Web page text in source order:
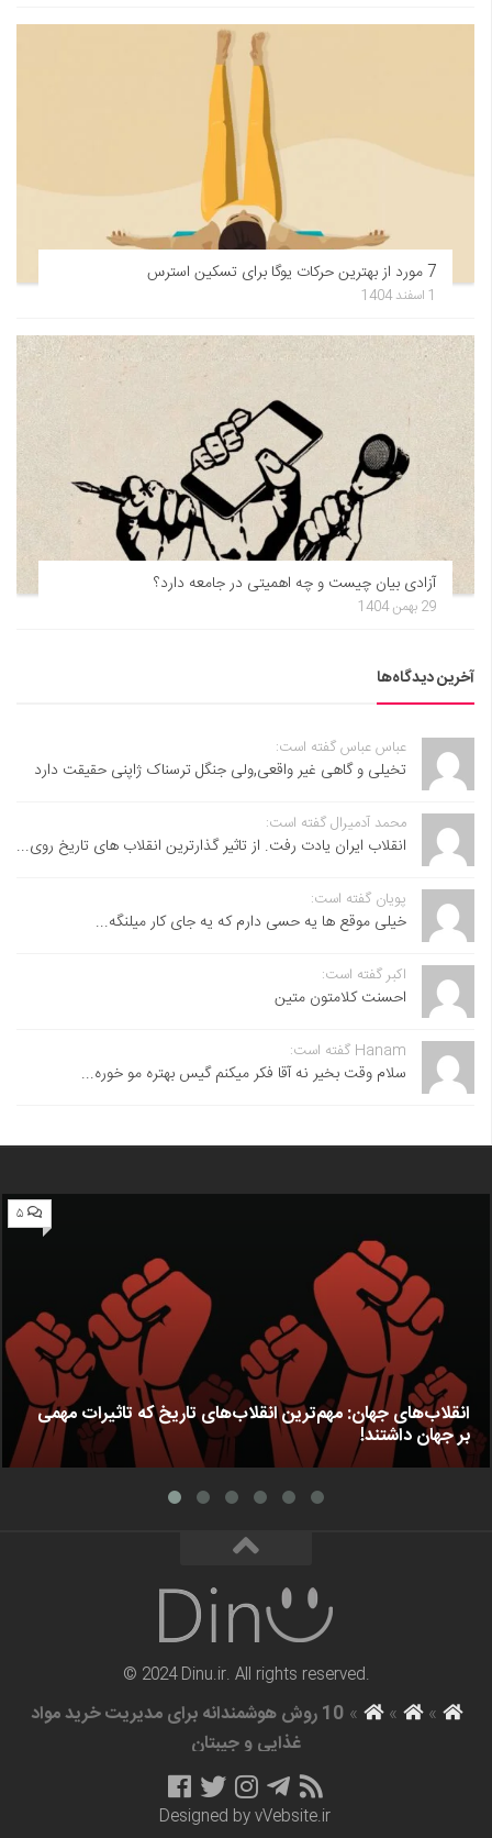
7 مورد از بهترین حرکات یوگا برای تسکین استرس
1 اسفند 1404
آزادی بیان چیست و چه اهمیتی در جامعه دارد؟
29 بهمن 1404
آخرین دیدگاه‌ها
عباس عباس گفته است:
تخیلی و گاهی غیر واقعی,ولی جنگل ترسناک ژاپنی حقیقت دارد
محمد آدمیرال گفته است:
انقلاب ایران یادت رفت. از تاثیر گذارترین انقلاب های تاریخ روی...
پویان گفته است:
خیلی موقع ها یه حسی دارم که یه جای کار میلنگه...
اکبر گفته است:
احسنت ‌کلامتون متین
Hanam گفته است:
سلام وقت بخیر نه آقا فکر میکنم گیس بهتره مو خوره...
۵
انقلاب‌های جهان: مهم‌ترین انقلاب‌های تاریخ که تاثیرات مهمی
بر جهان داشتند!
© 2024 Dinu.ir. All rights reserved.
»
»
»
10 روش هوشمندانه برای مدیریت خرید مواد
غذایی و جیبتان
Designed byvVebsite.ir